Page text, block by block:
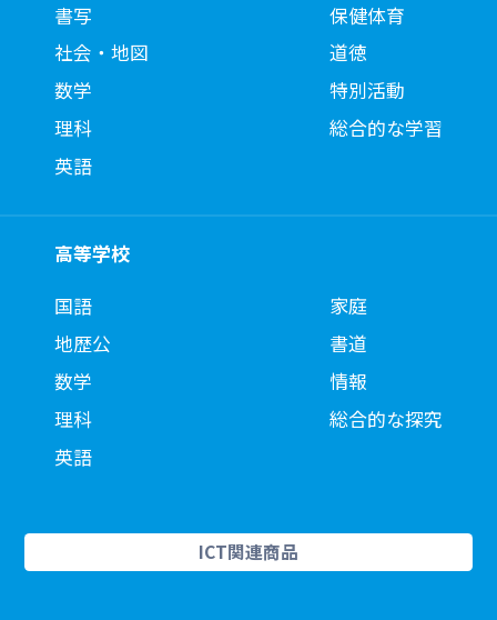
書写
社会・地図
数学
理科
英語
保健体育
道徳
特別活動
総合的な学習
高等学校
国語
地歴公
数学
理科
英語
家庭
書道
情報
総合的な探究
ICT関連商品